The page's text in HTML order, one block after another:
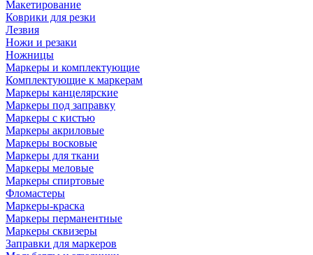
Макетирование
Коврики для резки
Лезвия
Ножи и резаки
Ножницы
Маркеры и комплектующие
Комплектующие к маркерам
Маркеры канцелярские
Маркеры под заправку
Маркеры с кистью
Маркеры акриловые
Маркеры восковые
Маркеры для ткани
Маркеры меловые
Маркеры спиртовые
Фломастеры
Маркеры-краска
Маркеры перманентные
Маркеры сквизеры
Заправки для маркеров